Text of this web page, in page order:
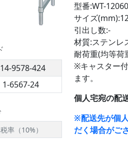
9578-424
1-6567-24
率（10%）
型番:WT-12060
サイズ
引出し数:-
材質:ステンレ
耐荷重(均等荷
※キャスター
ます。
個人宅宛の配
※配送先が個
だく場合がご